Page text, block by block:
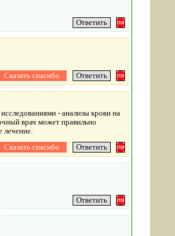
- анализы крови на
врач может правильно
лечение.